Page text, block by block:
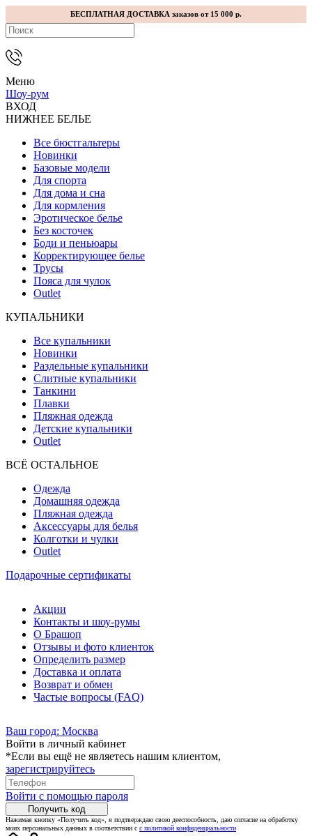
БЕСПЛАТНАЯ ДОСТАВКА заказов от 15 000 р.
Меню
Шоу-рум
ВХОД
НИЖНЕЕ БЕЛЬЕ
Все бюстгальтеры
Новинки
Базовые модели
Для спорта
Для дома и сна
Для кормления
Эротическое белье
Без косточек
Боди и пеньюары
Корректирующее белье
Трусы
Пояса для чулок
Outlet
КУПАЛЬНИКИ
Все купальники
Новинки
Раздельные купальники
Слитные купальники
Танкини
Плавки
Пляжная одежда
Детские купальники
Outlet
ВCЁ ОСТАЛЬНОЕ
Одежда
Домашняя одежда
Пляжная одежда
Аксессуары для белья
Колготки и чулки
Outlet
Подарочные сертификаты
Акции
Контакты и шоу-румы
О Брашоп
Отзывы и фото клиенток
Определить размер
Доставка и оплата
Возврат и обмен
Частые вопросы (FAQ)
Ваш город: Москва
Войти в личный кабинет
*Если вы ещё не являетесь нашим клиентом,
зарегистрируйтесь
Войти с помощью пароля
Получить код
Нажимая кнопку «Получить код», я подтверждаю свою дееспособность, даю согласие на обработку
моих персональных данных в соответствии с с политикой конфиденциальности